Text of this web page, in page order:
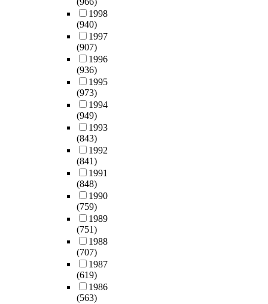
1998
(940)
1997
(907)
1996
(936)
1995
(973)
1994
(949)
1993
(843)
1992
(841)
1991
(848)
1990
(759)
1989
(751)
1988
(707)
1987
(619)
1986
(563)